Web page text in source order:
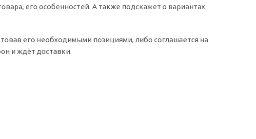
его особенностей. А также подскажет о вариантах
его необходимыми позициями, либо соглашается на
и ждёт доставки.